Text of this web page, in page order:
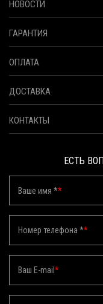
НОВОСТИ
ГАРАНТИЯ
ОПЛАТА
ДОСТАВКА
КОНТАКТЫ
ЕСТЬ
Ваше имя **
Номер телефона **
Ваш E-mail *